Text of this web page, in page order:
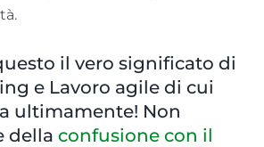
il vero significato di
e Lavoro agile di cui
ultimamente! Non
della confusione con il